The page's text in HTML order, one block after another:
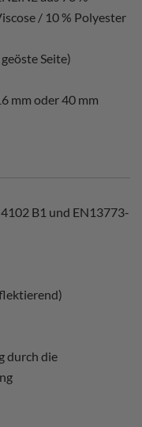
/ 10 % Polyester
Seite)
mm oder 40 mm
B1 und EN13773-
durch die